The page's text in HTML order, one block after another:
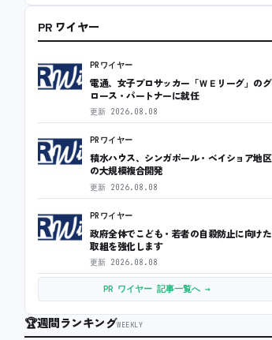
PR ワイヤー
PRワイヤー
電通、女子プロサッカー「ＷＥリーグ」のグ
ロース・パートナーに就任
更新 2026.08.08
PRワイヤー
積水ハウス、シンガポール・ベイショア地区
の大規模複合開発
更新 2026.08.08
PRワイヤー
政府全体でこども・若者の自殺防止に向けた
取組を強化します
更新 2026.08.08
PR ワイヤー 記事一覧へ →
🏆週間ランキングWEEKLY